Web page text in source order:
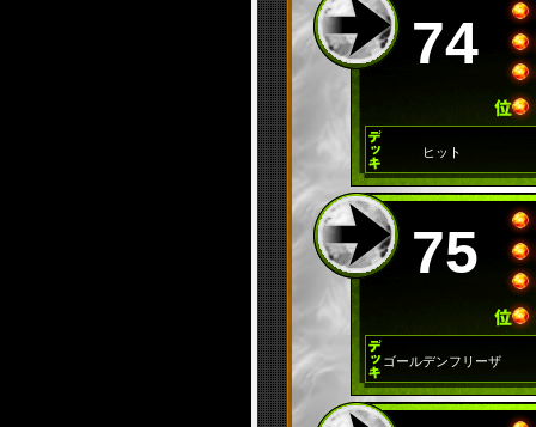
74
ヒット
75
ゴールデンフリーザ